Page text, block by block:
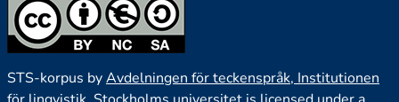
STS-korpus byAvdelningen för teckenspråk, Institutionen